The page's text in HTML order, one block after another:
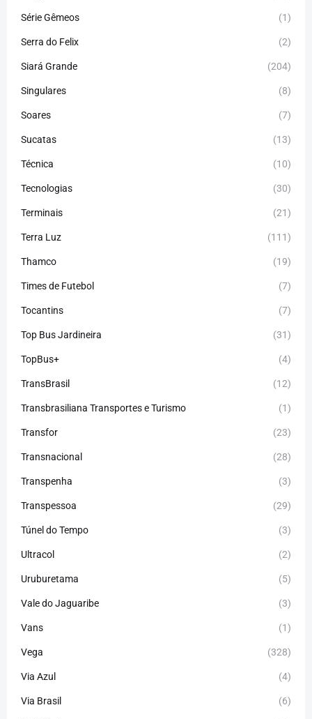
Série Gêmeos (1)
Serra do Felix (2)
Siará Grande (204)
Singulares (8)
Soares (7)
Sucatas (13)
Técnica (10)
Tecnologias (30)
Terminais (21)
Terra Luz (111)
Thamco (19)
Times de Futebol (7)
Tocantins (7)
Top Bus Jardineira (31)
TopBus+ (4)
TransBrasil (12)
Transbrasiliana Transportes e Turismo (1)
Transfor (23)
Transnacional (28)
Transpenha (3)
Transpessoa (29)
Túnel do Tempo (3)
Ultracol (2)
Uruburetama (5)
Vale do Jaguaribe (3)
Vans (1)
Vega (328)
Via Azul (4)
Via Brasil (6)